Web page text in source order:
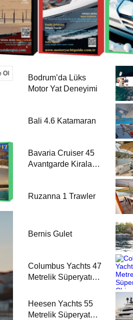
Bodrum’da Lüks
Motor Yat Deneyimi
Bali 4.6 Katamaran
Bavaria Cruiser 45
Avantgarde Kiralama
Ruzanna 1 Trawler
Bernis Gulet
Columbus Yachts 47
Metrelik Süperyatı
Akdeniz’de Lüks Bir
Seyir
Heesen Yachts 55
Metrelik Süperyat